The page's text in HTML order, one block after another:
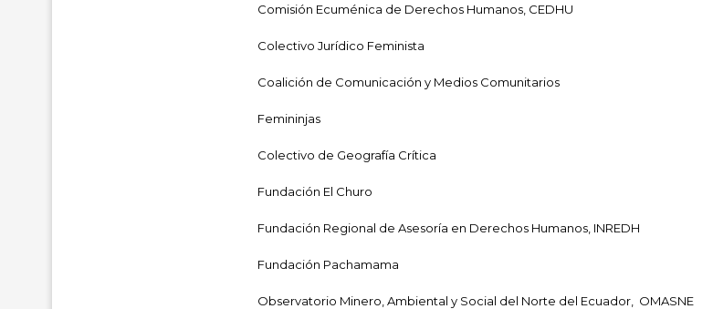
Comisión Ecuménica de Derechos Humanos, CEDHU
Colectivo Jurídico Feminista
Coalición de Comunicación y Medios Comunitarios
Femininjas
Colectivo de Geografía Crítica
Fundación El Churo
Fundación Regional de Asesoría en Derechos Humanos, INREDH
Fundación Pachamama
Observatorio Minero, Ambiental y Social del Norte del Ecuador, OMASNE